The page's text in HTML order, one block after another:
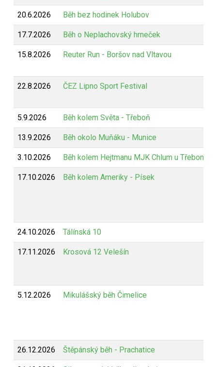
20.6.2026 Běh bez hodinek Holubov
17.7.2026 Běh o Neplachovský hrneček
15.8.2026 Reuter Run - Boršov nad Vltavou
22.8.2026 ČEZ Lipno Sport Festival
5.9.2026 Běh kolem Světa - Třeboň
13.9.2026 Běh okolo Muňáku - Munice
3.10.2026 Běh kolem Hejtmanu MJK Chlum u Třeboně
17.10.2026 Běh kolem Ameriky - Písek
24.10.2026 Tálínská 10
17.11.2026 Krosová 12 Velešín
5.12.2026 Mikulášský běh Čimelice
26.12.2026 Štěpánský běh - Prachatice